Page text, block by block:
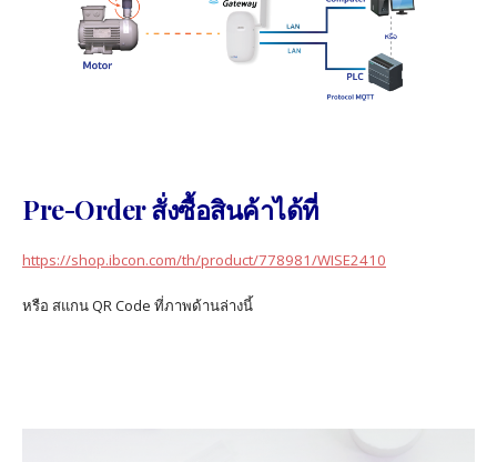
Pre-Order สั่งซื้อสินค้าได้ที่
https://shop.ibcon.com/th/product/778981/WISE2410
หรือ สแกน QR Code ที่ภาพด้านล่างนี้